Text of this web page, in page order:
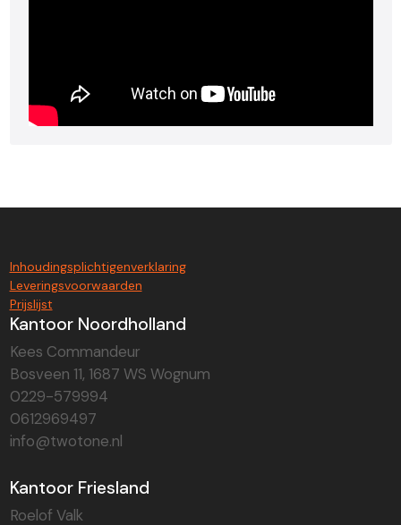
Inhoudingsplichtigenverklaring
Leveringsvoorwaarden
Prijslijst
Kantoor Noordholland
Kees Commandeur
Bosveen 11, 1687 WS Wognum
0229-579994
0612969497
info@twotone.nl
Kantoor Friesland
Roelof Valk